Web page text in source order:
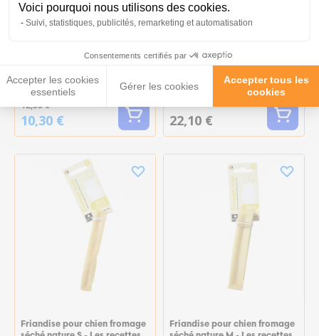
Voici pourquoi nous utilisons des cookies.
Suivi, statistiques, publicités, remarketing et automatisation
Consentements certifiés par
Accepter les cookies
essentiels
Gérer les cookies
Accepter tous les
cookies
Bois de cerf naturel à
chien de moins de 10kg Easy -
Zolux
12,55 €
10,30 €
Bois de cerf naturel à
mastiquer friandise pour
chien de plus de 20kg Hard -
Zolux
22,10 €
Friandise pour chien fromage
Friandise pour chien fromage